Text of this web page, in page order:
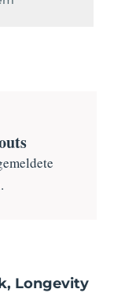
.
, Longevity